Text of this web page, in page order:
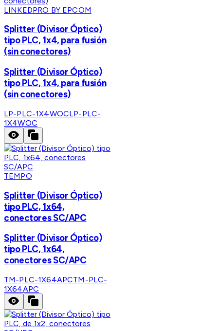
LINKEDPRO BY EPCOM
Splitter (Divisor Óptico)
tipo PLC, 1x4, para fusión
(sin conectores)
Splitter (Divisor Óptico)
tipo PLC, 1x4, para fusión
(sin conectores)
LP-PLC-1X4WOCLP-PLC-
1X4WOC
TEMPO
Splitter (Divisor Óptico)
tipo PLC, 1x64,
conectores SC/APC
Splitter (Divisor Óptico)
tipo PLC, 1x64,
conectores SC/APC
TM-PLC-1X64APCTM-PLC-
1X64APC